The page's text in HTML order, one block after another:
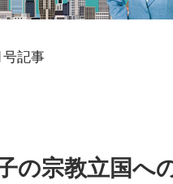
記事
の宗教立国へ